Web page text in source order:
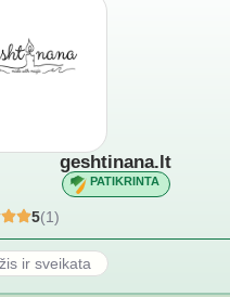
geshtinana.lt
PATIKRINTA
5(1)
ir sveikata